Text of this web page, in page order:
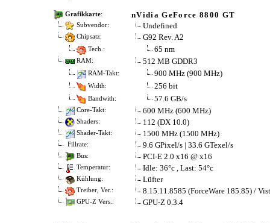
Grafikkarte: nVidia GeForce 8800 GT
Subvendor: Undefined
Chipsatz: G92 Rev. A2
Tech.: 65 nm
RAM: 512 MB GDDR3
RAM-Takt: 900 MHz (900 MHz)
Width: 256 bit
Bandwith: 57.6 GB/s
Core-Takt: 600 MHz (600 MHz)
Shaders: 112 (DX 10.0)
Shader-Takt: 1500 MHz (1500 MHz)
Fillrate: 9.6 GPixel/s | 33.6 GTexel/s
Bus: PCI-E 2.0 x16 @ x16
Temperatur: Idle: 36°c , Last: 54°c
Kühlung: Lüfter
Treiber, Ver.: 8.15.11.8585 (ForceWare 185.85) /
GPU-Z Vers.: GPU-Z 0.3.4